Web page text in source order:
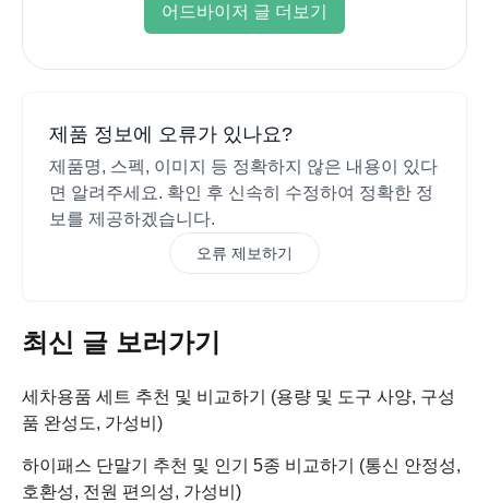
어드바이저 글 더보기
제품 정보에 오류가 있나요?
제품명, 스펙, 이미지 등 정확하지 않은 내용이 있다
면 알려주세요. 확인 후 신속히 수정하여 정확한 정
보를 제공하겠습니다.
오류 제보하기
최신 글 보러가기
세차용품 세트 추천 및 비교하기 (용량 및 도구 사양, 구성
품 완성도, 가성비)
하이패스 단말기 추천 및 인기 5종 비교하기 (통신 안정성,
호환성, 전원 편의성, 가성비)